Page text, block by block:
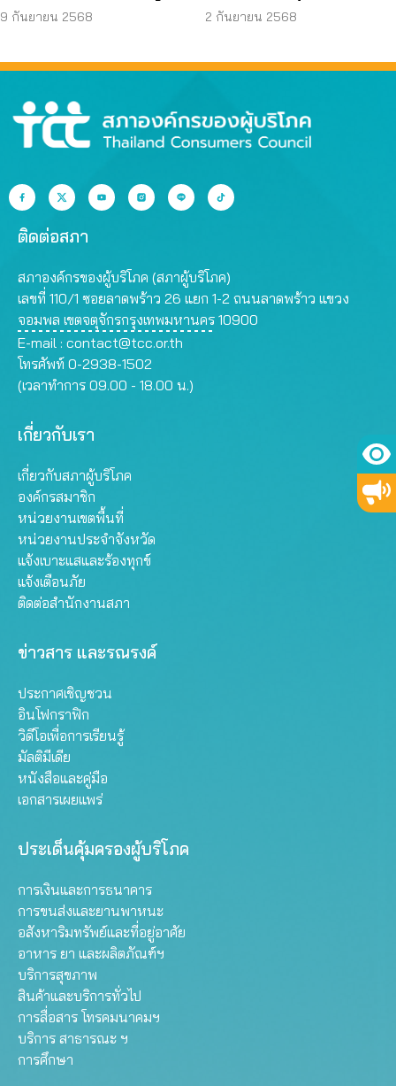
บริโภคโดนหลอกบ่อย
9 กันยายน 2568
JAPO CARE โฆษณา
2 กันยายน 2568
ติดต่อสภา
สภาองค์กรของผู้บริโภค (สภาผู้บริโภค)
เลขที่ 110/1 ซอยลาดพร้าว 26 แยก 1-2 ถนนลาดพร้าว แขวง
จอมพล เขตจตุจักรกรุงเทพมหานคร 10900
E-mail : contact@tcc.or.th
โทรศัพท์ 0-2938-1502
(เวลาทำการ 09.00 - 18.00 น.)
เกี่ยวกับเรา
เกี่ยวกับสภาผู้บริโภค
องค์กรสมาชิก
หน่วยงานเขตพื้นที่
หน่วยงานประจำจังหวัด
แจ้งเบาะแสและร้องทุกข์
แจ้งเตือนภัย
ติดต่อสำนักงานสภา
ข่าวสาร และรณรงค์
ประกาศเชิญชวน
อินโฟกราฟิก
วิดีโอเพื่อการเรียนรู้
มัลติมีเดีย
หนังสือและคู่มือ
เอกสารเผยแพร่
ประเด็นคุ้มครองผู้บริโภค
การเงินและการธนาคาร
การขนส่งและยานพาหนะ
อสังหาริมทรัพย์และที่อยู่อาศัย
อาหาร ยา และผลิตภัณฑ์ฯ
บริการสุขภาพ
สินค้าและบริการทั่วไป
การสื่อสาร โทรคมนาคมฯ
บริการ สาธารณะ ฯ
การศึกษา